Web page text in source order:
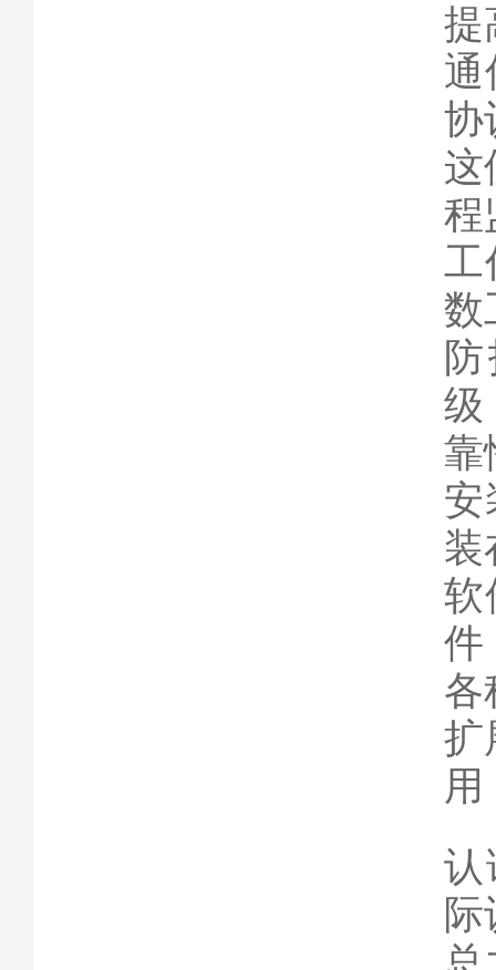
提
通
协
这
程
工
数
级
靠
安
装
软
件
各
扩
认